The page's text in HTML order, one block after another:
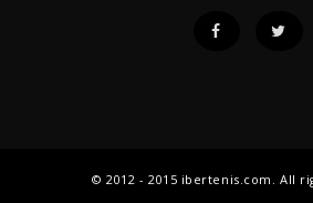
© 2012 - 2015 ibertenis.com. All